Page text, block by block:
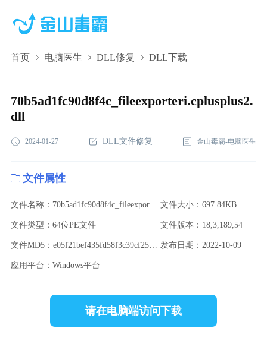
首页 电脑医生 DLL修复 DLL下载
70b5ad1fc90d8f4c_fileexporteri.cplusplus2.
dll
2024-01-27 DLL文件修复 金山毒霸-电脑医生
文件属性
文件名称：70b5ad1fc90d8f4c_fileexporteri.cplusplus2.dll 文件大小：697.84KB
文件类型：64位PE文件 文件版本：18,3,189,54
文件MD5：e05f21bef435fd58f3c39cf25de9125d 发布日期：2022-10-09
应用平台：Windows平台
请在电脑端访问下载